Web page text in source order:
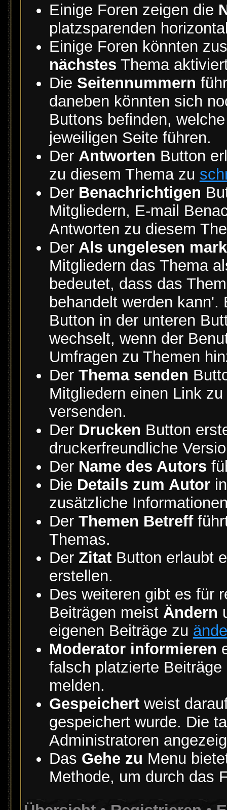
Einige Foren zeigen die
platzsparenden
Einige Foren könnten
nächstes Thema
Die Seitennummern
daneben könnten sich
Buttons befinden,
jeweiligen Seite führen.
Der Antworten Button
zu diesem Thema zu
Der Benachrichtigen
Mitgliedern, E-mail
Antworten zu diesem
Der Als ungelesen
Mitgliedern das Thema
bedeutet, dass das
behandelt werden
Button in der unteren
wechselt, wenn der
Umfragen zu Themen
Der Thema senden
Mitgliedern einen Link
versenden.
Der Drucken Button
druckerfreundliche
Der Name des Autors
Die Details zum Autorin
zusätzliche
Der Themen Betreff
Themas.
Der ZitatButton erlaubt
erstellen.
Des weiteren gibt es für
Beiträgen meist Ändern
eigenen Beiträge zu
Moderator informieren
falsch platzierte
melden.
Gespeichertweist
gespeichert wurde. Die
Administratoren
Das Gehe zu Menu
Methode, um durch das